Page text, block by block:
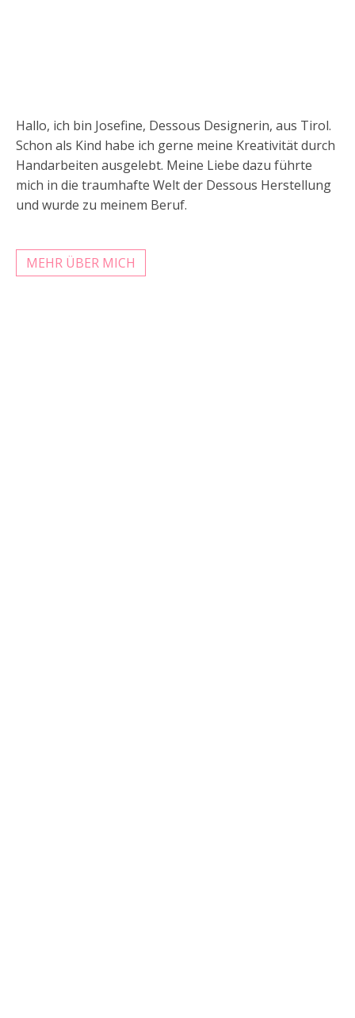
Hallo, ich bin Josefine, Dessous Designerin, aus Tirol.
Schon als Kind habe ich gerne meine Kreativität durch
Handarbeiten ausgelebt. Meine Liebe dazu führte
mich in die traumhafte Welt der Dessous Herstellung
und wurde zu meinem Beruf.
MEHR ÜBER MICH